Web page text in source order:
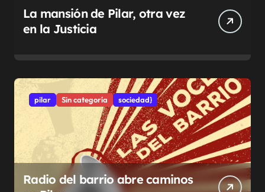
La mansión de Pilar, otra vez
en la Justicia
pilar Sin categoría sociedad}
Radio del barrio abre caminos